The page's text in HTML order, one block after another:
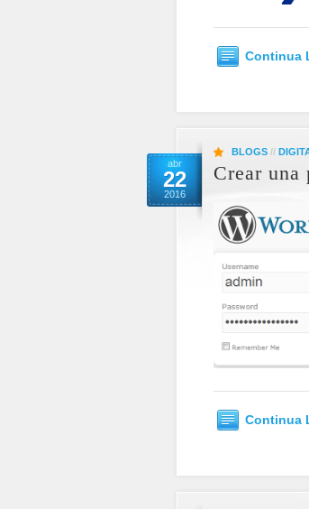
Continua
abr
22
2016
BLOGS //
Crear una
Continua